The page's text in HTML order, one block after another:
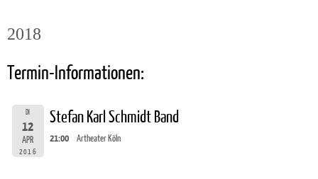
2018
Termin-Informationen:
DI
12
APR
2016
Stefan Karl Schmidt Band
21:00 Artheater Köln